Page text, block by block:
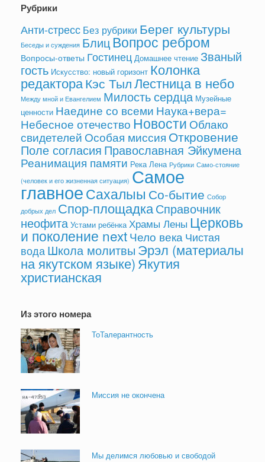
Рубрики
Анти-стресс Без рубрики Берег культуры
Беседы и суждения БлицВопрос ребром
Вопросы-ответы Гостинец Домашнее чтение Званый
гость Искусство: новый горизонт Колонка
редактораКэс ТылЛестница в небо
Между мной и Евангелием Милость сердца Музейные
ценности Наедине со всеми Наука+вера=
Небесное отечество Новости Облако
свидетелей Особая миссия Откровение
Поле согласия Православная Эйкумена
Реанимация памяти Река Лена Рубрики Само-стояние
(человек и его жизненная ситуация) Самое
главноеСахалыы Со-бытие Собор
добрых дел Спор-площадкаСправочник
неофита Устами ребёнка Храмы Лены Церковь
и поколение nextЧело векаЧистая
вода Школа молитвы Эрэл (материалы
на якутском языке)Якутия
христианская
Из этого номера
ТоТалерантность
Миссия не окончена
Мы делимся любовью и свободой